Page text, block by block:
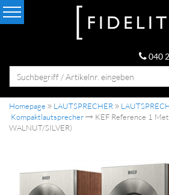
040
Homepage LAUTSPRECHER
Kompaktlautsprecher
KEF Reference 1
WALNUT/SILVER)